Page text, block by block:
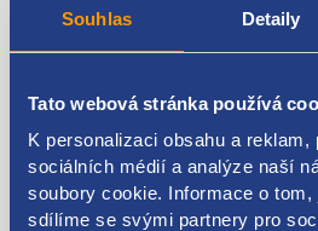
Souhlas Detaily
Tato webová stránka používá
K personalizaci obsahu a
sociálních médií a analýze naší
soubory cookie. Informace o
sdílíme se svými partnery pro
napětí [V] 12
počet pólů 7
originální číslo